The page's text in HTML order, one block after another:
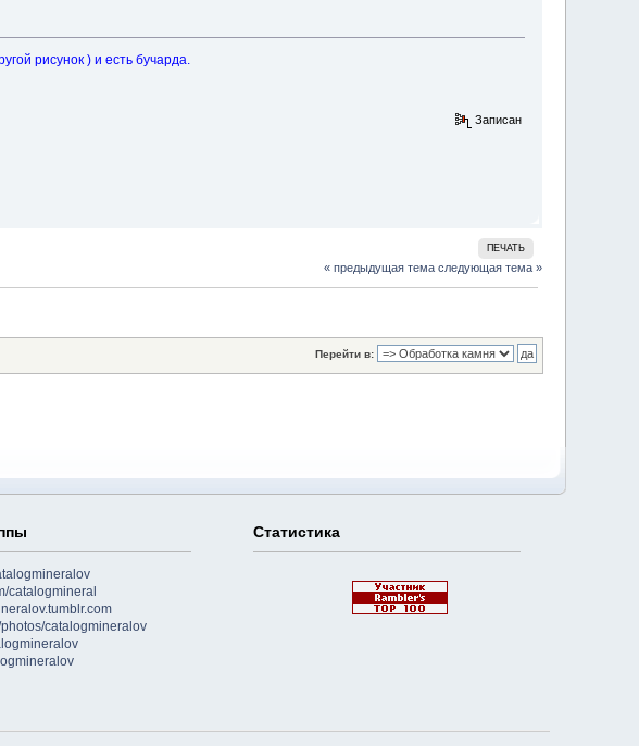
рисунок ) и есть бучарда.
Записан
ПЕЧАТЬ
« предыдущая тема следующая тема »
Перейти в:
catalogmineral
catalogmineralov
Статистика